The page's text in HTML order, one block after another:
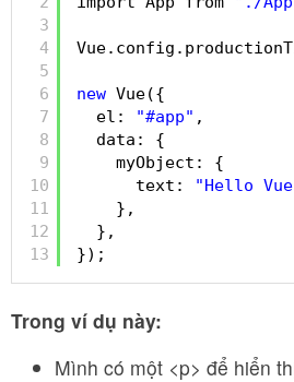
3
4
5
6
7
8
9
10
11
12
13
new Vue({
el:
"#app" ,
data: {
myObject: {
text:
"Hello
},
},
});
Trong ví dụ này:
Mình có một <p> để hiển